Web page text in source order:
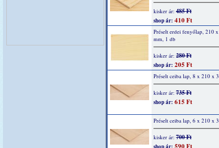
kisker ár: 485 Ft
shop ár: 410 Ft
Préselt erdei fenyőlap, 210
mm, 1 db
kisker ár: 280 Ft
shop ár: 205 Ft
Préselt ceiba lap, 8 x 210 x
kisker ár: 735 Ft
shop ár: 615 Ft
Préselt ceiba lap, 6 x 210 x
kisker ár: 700 Ft
590 Ft